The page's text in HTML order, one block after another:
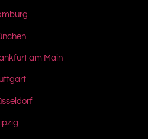
am Main